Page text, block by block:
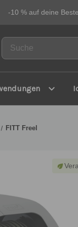
-10 % auf deine
expand_more
FITT Freel
eco